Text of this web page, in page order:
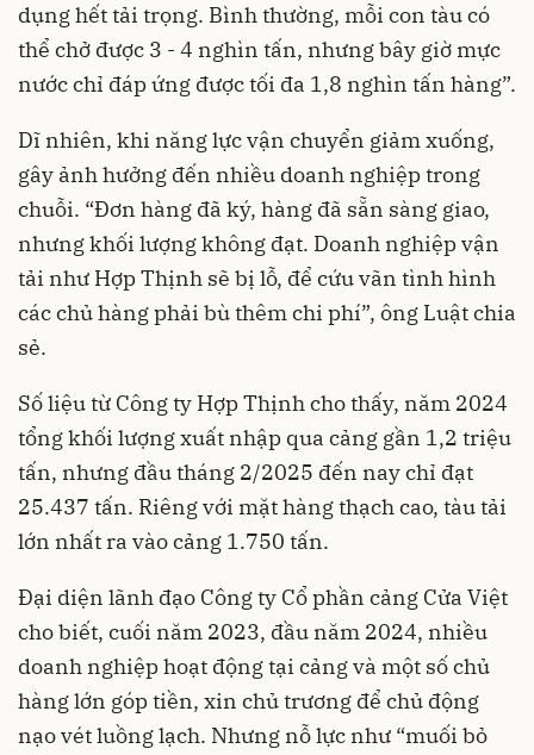
dụng hết tải trọng. Bình thường, mỗi con tàu có
thể chở được 3 - 4 nghìn tấn, nhưng bây giờ mực
nước chỉ đáp ứng được tối đa 1,8 nghìn tấn hàng”.
Dĩ nhiên, khi năng lực vận chuyển giảm xuống,
gây ảnh hưởng đến nhiều doanh nghiệp trong
chuỗi. “Đơn hàng đã ký, hàng đã sẵn sàng giao,
nhưng khối lượng không đạt. Doanh nghiệp vận
tải như Hợp Thịnh sẽ bị lỗ, để cứu vãn tình hình
các chủ hàng phải bù thêm chi phí”, ông Luật chia
sẻ.
Số liệu từ Công ty Hợp Thịnh cho thấy, năm 2024
tổng khối lượng xuất nhập qua cảng gần 1,2 triệu
tấn, nhưng đầu tháng 2/2025 đến nay chỉ đạt
25.437 tấn. Riêng với mặt hàng thạch cao, tàu tải
lớn nhất ra vào cảng 1.750 tấn.
Đại diện lãnh đạo Công ty Cổ phần cảng Cửa Việt
cho biết, cuối năm 2023, đầu năm 2024, nhiều
doanh nghiệp hoạt động tại cảng và một số chủ
hàng lớn góp tiền, xin chủ trương để chủ động
nạo vét luồng lạch. Nhưng nỗ lực như “muối bỏ